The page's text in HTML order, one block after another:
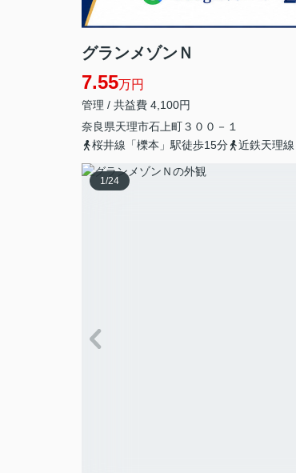
グランメゾンＮ
7.55万円
管理 / 共益費 4,100円
奈良県天理市石上町３００－１
桜井線「櫟本」駅徒歩15分
近鉄天理
1 /24